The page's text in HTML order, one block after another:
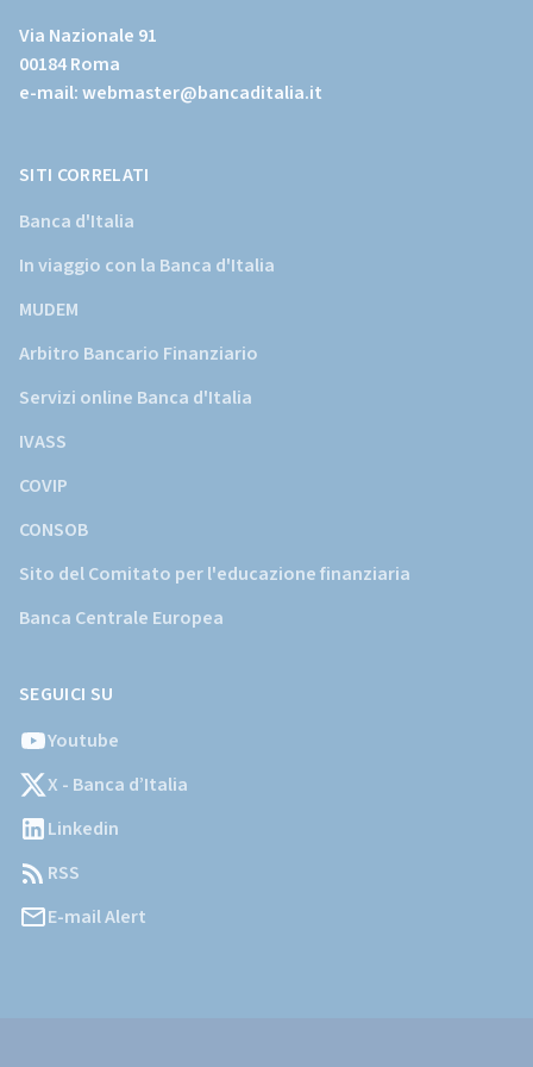
sito
istituzionale
della
Via Nazionale 91
00184 Roma
e-mail:webmaster@bancaditalia.it
SITI CORRELATI
Banca d'Italia
In viaggio con la Banca d'Italia
MUDEM
Arbitro Bancario Finanziario
Servizi online Banca d'Italia
IVASS
COVIP
CONSOB
Sito del Comitato per l'educazione finanziaria
Banca Centrale Europea
SEGUICI SU
Youtube
X - Banca d’Italia
Linkedin
RSS
E-mail Alert